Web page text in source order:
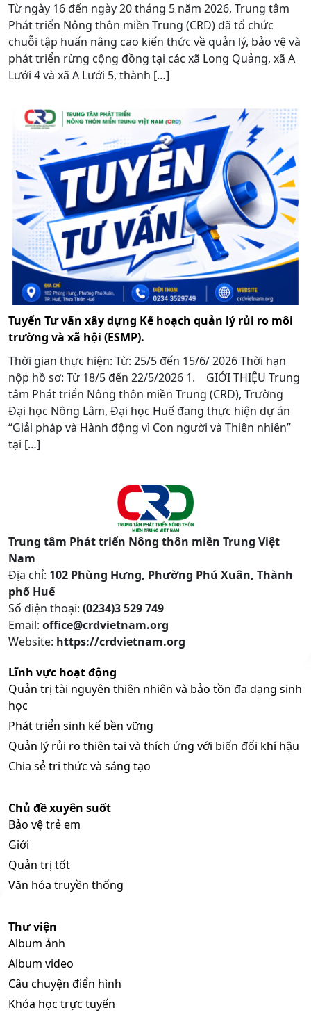
Từ ngày 16 đến ngày 20 tháng 5 năm 2026, Trung tâm
Phát triển Nông thôn miền Trung (CRD) đã tổ chức
chuỗi tập huấn nâng cao kiến thức về quản lý, bảo vệ và
phát triển rừng cộng đồng tại các xã Long Quảng, xã A
Lưới 4 và xã A Lưới 5, thành […]
Tuyển Tư vấn xây dựng Kế hoạch quản lý rủi ro môi
trường và xã hội (ESMP).
Thời gian thực hiện: Từ: 25/5 đến 15/6/ 2026 Thời hạn
nộp hồ sơ: Từ 18/5 đến 22/5/2026 1. GIỚI THIỆU Trung
tâm Phát triển Nông thôn miền Trung (CRD), Trường
Đại học Nông Lâm, Đại học Huế đang thực hiện dự án
“Giải pháp và Hành động vì Con người và Thiên nhiên”
tại […]
Trung tâm Phát triển Nông thôn miền Trung Việt
Nam
Địa chỉ: 102 Phùng Hưng, Phường Phú Xuân, Thành
phố Huế
Số điện thoại: (0234)3 529 749
Email: office@crdvietnam.org
Website: https://crdvietnam.org
Lĩnh vực hoạt động
Quản trị tài nguyên thiên nhiên và bảo tồn đa dạng sinh
học
Phát triển sinh kế bền vững
Quản lý rủi ro thiên tai và thích ứng với biến đổi khí hậu
Chia sẻ tri thức và sáng tạo
Chủ đề xuyên suốt
Bảo vệ trẻ em
Giới
Quản trị tốt
Văn hóa truyền thống
Thư viện
Album ảnh
Album video
Câu chuyện điển hình
Khóa học trực tuyến